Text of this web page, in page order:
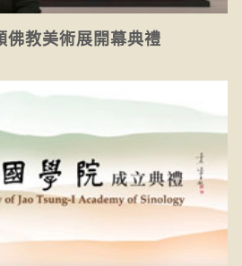
佛教美術展開幕典禮